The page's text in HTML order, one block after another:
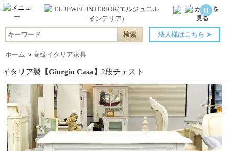
0
法人様はこちら ➤
ホーム ＞ 高級イタリア家具
イタリア製 【Giorgio Casa】 2段チェスト